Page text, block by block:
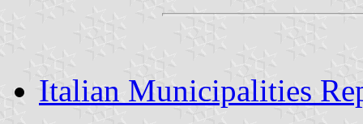
Italian Municipalities